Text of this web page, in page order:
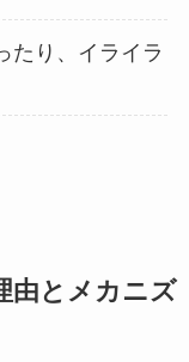
たり、イライラ
由とメカニズ